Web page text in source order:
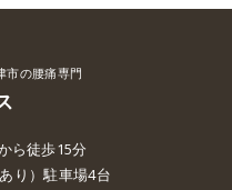
市の腰痛専門
ら徒歩15分
り）駐車場4台